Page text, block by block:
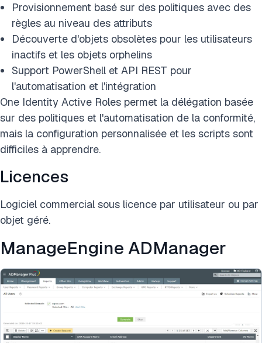
Provisionnement basé sur des politiques avec des
règles au niveau des attributs
Découverte d'objets obsolètes pour les utilisateurs
inactifs et les objets orphelins
Support PowerShell et API REST pour
l'automatisation et l'intégration
One Identity Active Roles permet la délégation basée
sur des politiques et l'automatisation de la conformité,
mais la configuration personnalisée et les scripts sont
difficiles à apprendre.
Licences
Logiciel commercial sous licence par utilisateur ou par
objet géré.
ManageEngine ADManager